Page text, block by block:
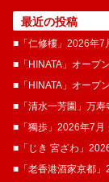
最近の投稿
■「仁修樓」2026年7
■「HINATA」オープ
■「HINATA」オープ
■「清水一芳園」万寿
■「獨歩」2026年7月
■「じき 宮ざわ」
■「老香港酒家京都